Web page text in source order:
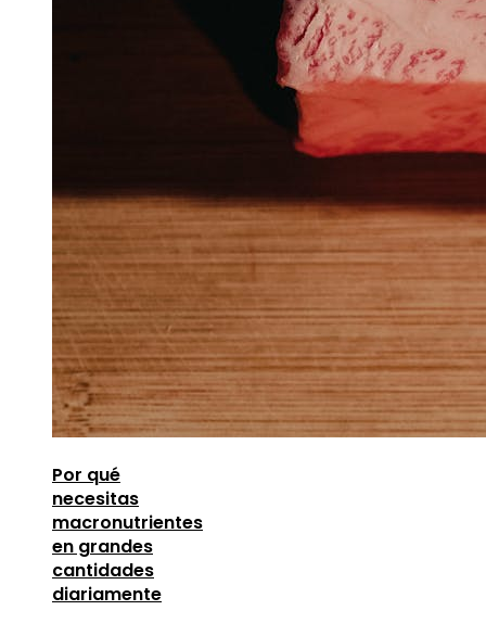
Por qué
necesitas
macronutrientes
en grandes
cantidades
diariamente